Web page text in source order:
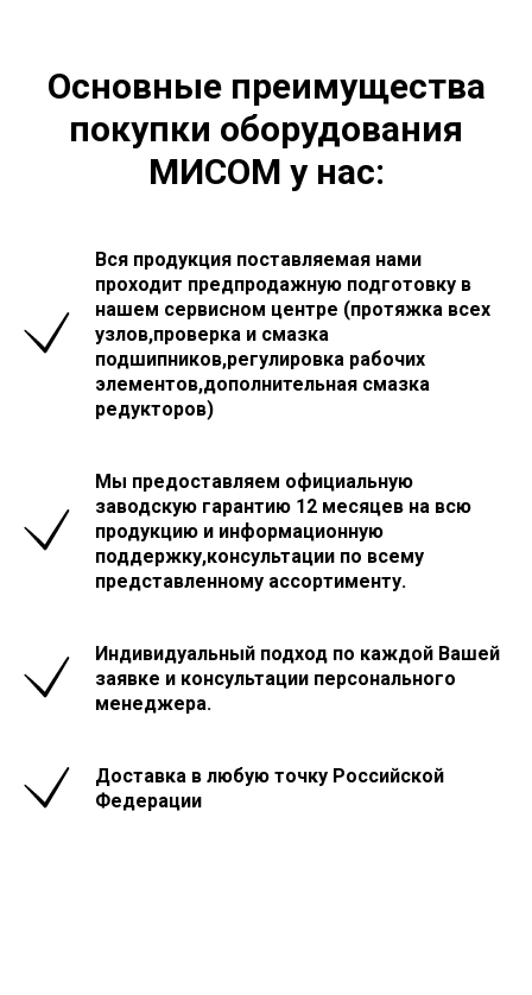
Основные преимущества
покупки оборудования
МИСОМ у нас:
Вся продукция поставляемая нами
проходит предпродажную подготовку в
нашем сервисном центре (протяжка всех
узлов,проверка и смазка
подшипников,регулировка рабочих
элементов,дополнительная смазка
редукторов)
Мы предоставляем официальную
заводскую гарантию 12 месяцев на всю
продукцию и информационную
поддержку,консультации по всему
представленному ассортименту.
Индивидуальный подход по каждой Вашей
заявке и консультации персонального
менеджера.
Доставка в любую точку Российской
Федерации